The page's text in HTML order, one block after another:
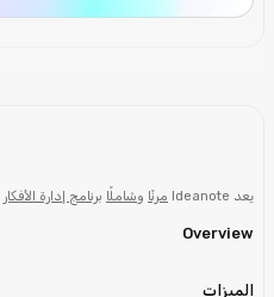
يعد Ideanote مرنًا وشاملًا برنامج إدارة الأفكار
Overview
الميزات